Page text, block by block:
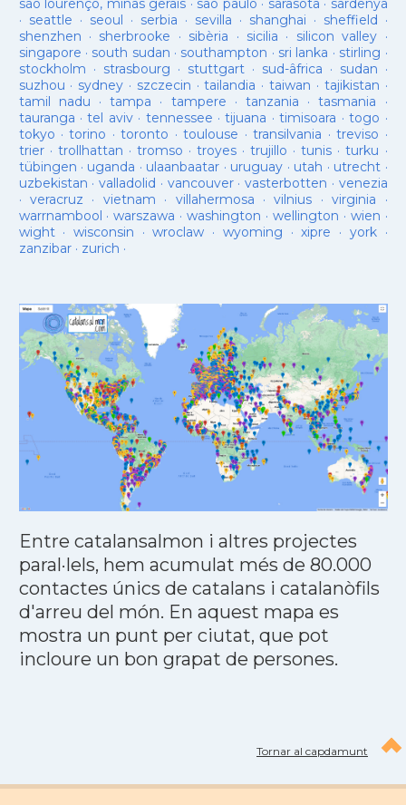
são lourenço, minas gerais · sao paulo · sarasota · sardenya
· seattle · seoul · serbia · sevilla · shanghai · sheffield ·
shenzhen · sherbrooke · sibèria · sicilia · silicon valley ·
singapore · south sudan · southampton · sri lanka · stirling ·
stockholm · strasbourg · stuttgart· sud-âfrica · sudan ·
suzhou · sydney · szczecin ·tailandia ·taiwan · tajikistan ·
tamil nadu ·tampa · tampere · tanzania ·tasmania ·
tauranga ·tel aviv· tennessee ·tijuana ·timisoara ·togo ·
tokyo ·torino ·toronto ·toulouse ·transilvania ·treviso ·
trier· trollhattan · tromso · troyes·trujillo ·tunis ·turku ·
tübingen · uganda · ulaanbaatar · uruguay · utah · utrecht ·
uzbekistan · valladolid · vancouver· vasterbotten · venezia
· veracruz · vietnam · villahermosa ·vilnius ·virginia ·
warrnambool ·warszawa ·washington · wellington · wien ·
wight· wisconsin ·wroclaw · wyoming ·xipre · york·
zanzibar· zurich ·
Entre catalansalmon i altres projectes
paral·lels, hem acumulat més de 80.000
contactes únics de catalans i catalanòfils
d'arreu del món. En aquest mapa es
mostra un punt per ciutat, que pot
incloure un bon grapat de persones.
Tornar al capdamunt